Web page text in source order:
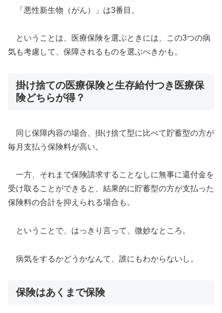
「悪性新生物（がん）」は3番目。
ということは、医療保険を選ぶときには、この3つの病
気も考慮して、保障されるものを選ぶべきかも。
掛け捨ての医療保険と生存給付つき医療保
険どちらが得？
同じ保障内容の場合、掛け捨て型に比べて貯蓄型の方が
毎月支払う保険料が高い。
一方、それまで保険請求することなしに無事に還付金を
受け取ることができると、結果的に貯蓄型の方が支払った
保険料の合計を抑えられる場合も。
ということで、はっきり言って、微妙なところ。
病気をするかどうかなんて、誰にもわからないし。
保険はあくまで保険